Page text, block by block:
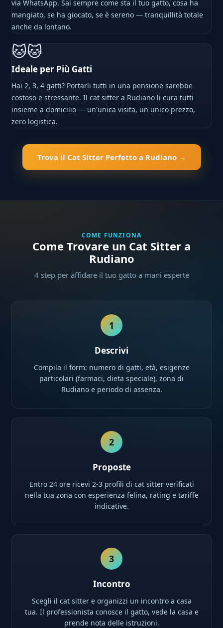
via WhatsApp. Sai sempre come sta il tuo gatto, cosa ha
mangiato, se ha giocato, se è sereno — tranquillità totale
anche da lontano.
🐱🐱
Ideale per Più Gatti
Hai 2, 3, 4 gatti? Portarli tutti in una pensione sarebbe
costoso e stressante. Il cat sitter a Rudiano li cura tutti
insieme a domicilio — un'unica visita, un unico prezzo,
zero logistica.
Trova il Cat Sitter Perfetto a Rudiano →
COME FUNZIONA
Come Trovare un Cat Sitter a
Rudiano
4 step per affidare il tuo gatto a mani esperte
1
Descrivi
Compila il form: numero di gatti, età, esigenze
particolari (farmaci, dieta speciale), zona di
Rudiano e periodo di assenza.
2
Proposte
Entro 24 ore ricevi 2-3 profili di cat sitter verificati
nella tua zona con esperienza felina, rating e tariffe
indicative.
3
Incontro
Scegli il cat sitter e organizzi un incontro a casa
tua. Il professionista conosce il gatto, vede la casa e
prende nota delle istruzioni.